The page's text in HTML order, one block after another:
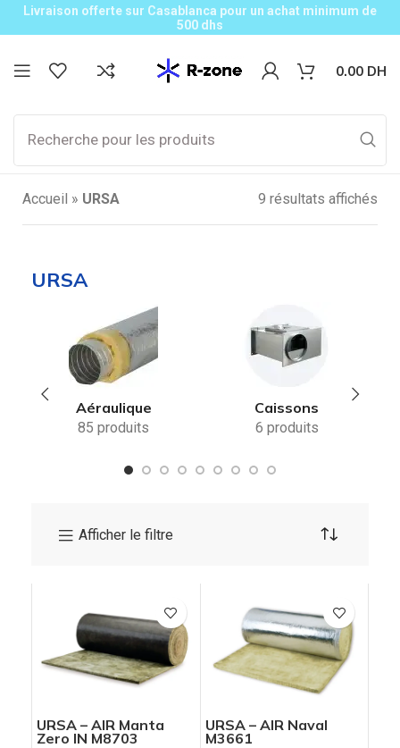
Livraison offerte sur Casablanca pour un achat minimum de
500 dhs
0.00 DH
Accueil » URSA 9 résultats affichés
URSA
Aéraulique
85 produits
Caissons
6 produits
Afficher le filtre
URSA – AIR Manta
Zero IN M8703
URSA – AIR Naval
M3661